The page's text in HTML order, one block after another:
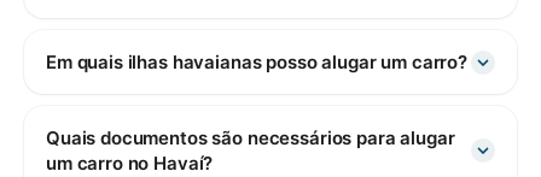
Em quais ilhas havaianas posso alugar um carro?
Quais documentos são necessários para alugar
um carro no Havaí?